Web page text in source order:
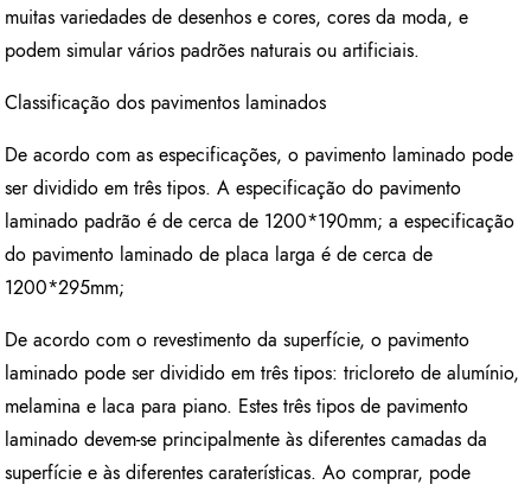
muitas variedades de desenhos e cores, cores da moda, e
podem simular vários padrões naturais ou artificiais.
Classificação dos pavimentos laminados
De acordo com as especificações, o pavimento laminado pode
ser dividido em três tipos. A especificação do pavimento
laminado padrão é de cerca de 1200*190mm; a especificação
do pavimento laminado de placa larga é de cerca de
1200*295mm;
De acordo com o revestimento da superfície, o pavimento
laminado pode ser dividido em três tipos: tricloreto de alumínio,
melamina e laca para piano. Estes três tipos de pavimento
laminado devem-se principalmente às diferentes camadas da
superfície e às diferentes caraterísticas. Ao comprar, pode